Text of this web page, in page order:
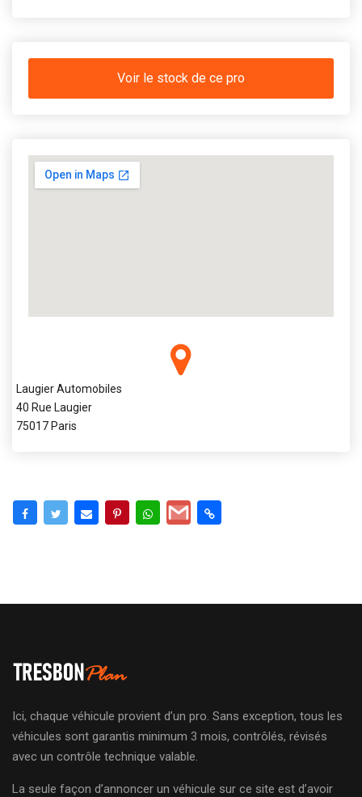
Voir le stock de ce pro
Laugier Automobiles
40 Rue Laugier
75017 Paris
Ici, chaque véhicule provient d’un pro. Sans exception, tous les
véhicules sont garantis minimum 3 mois, contrôlés, révisés
avec un contrôle technique valable.
La seule façon d’annoncer un véhicule sur ce site est d’avoir